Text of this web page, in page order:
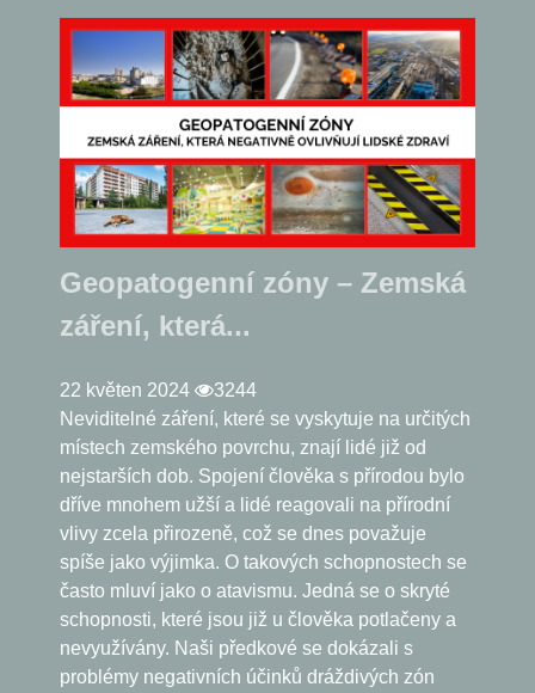
Geopatogenní zóny – Zemská
záření, která...
22 květen 2024
3244
Neviditelné záření, které se vyskytuje na určitých
místech zemského povrchu, znají lidé již od
nejstarších dob. Spojení člověka s přírodou bylo
dříve mnohem užší a lidé reagovali na přírodní
vlivy zcela přirozeně, což se dnes považuje
spíše jako výjimka. O takových schopnostech se
často mluví jako o atavismu. Jedná se o skryté
schopnosti, které jsou již u člověka potlačeny a
nevyužívány. Naši předkové se dokázali s
problémy negativních účinků dráždivých zón